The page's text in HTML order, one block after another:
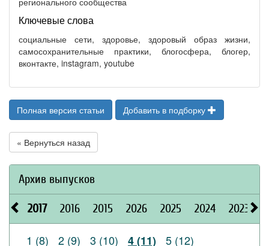
Ключевые слова
социальные сети, здоровье, здоровый образ жизни,
самосохранительные практики, блогосфера, блогер,
вконтакте, instagram, youtube
Полная версия статьи Добавить в подборку
« Вернуться назад
Архив выпусков
2017 2016 2015 2026 2025 2024 2023
1 (8) 2 (9) 3 (10) 4 (11) 5 (12)